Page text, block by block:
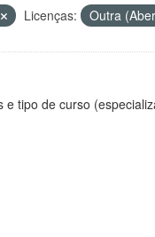
Licenças: Outra
tipo de curso